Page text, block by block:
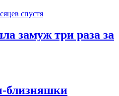
спустя
замуж три раза за
близняшки